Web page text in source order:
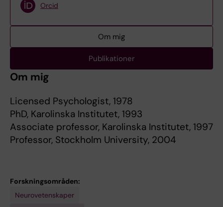
Orcid
Om mig
Publikationer
Om mig
Licensed Psychologist, 1978
PhD, Karolinska Institutet, 1993
Associate professor, Karolinska Institutet, 1997
Professor, Stockholm University, 2004
Forskningsområden:
Neurovetenskaper